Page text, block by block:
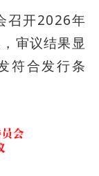
召开2026年
审议结果显
符合发行条